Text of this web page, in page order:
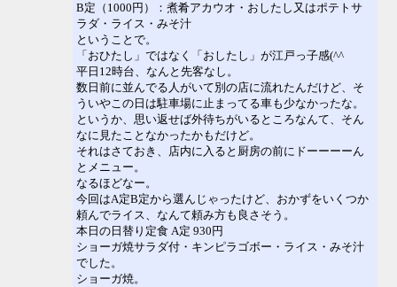
B定（1000円）：煮肴アカウオ・おしたし又はポテトサ
ラダ・ライス・みそ汁
ということで。
「おひたし」ではなく「おしたし」が江戸っ子感(^^
平日12時台、なんと先客なし。
数日前に並んでる人がいて別の店に流れたんだけど、そ
ういやこの日は駐車場に止まってる車も少なかったな。
というか、思い返せば外待ちがいるところなんて、そん
なに見たことなかったかもだけど。
それはさておき、店内に入ると厨房の前にドーーーーん
とメニュー。
なるほどなー。
今回はA定B定から選んじゃったけど、おかずをいくつか
頼んでライス、なんて頼み方も良さそう。
本日の日替り定食 A定 930円
ショーガ焼サラダ付・キンピラゴボー・ライス・みそ汁
でした。
ショーガ焼。